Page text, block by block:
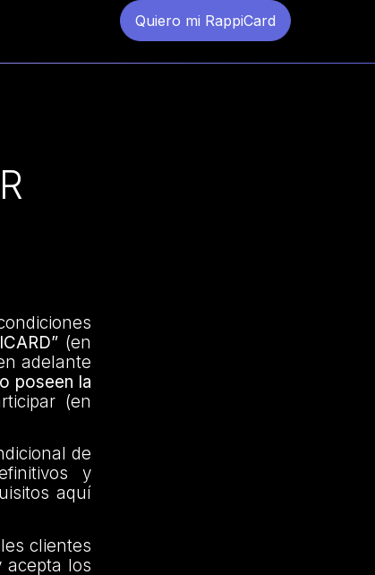
Quiero mi RappiCard
(en
adelante
poseen la
(en
de
y
aquí
clientes
acepta los